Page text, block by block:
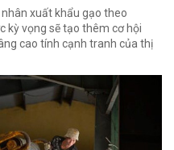
xuất khẩu gạo theo
kỳ vọng sẽ tạo thêm cơ hội
cao tính cạnh tranh của thị